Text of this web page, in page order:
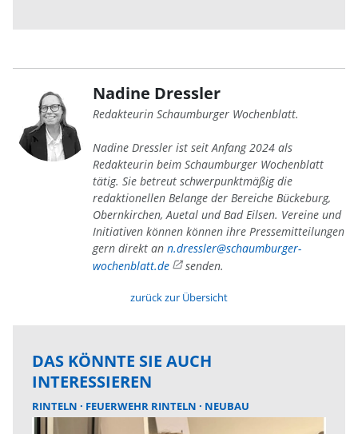
Nadine Dressler
Redakteurin Schaumburger Wochenblatt.
Nadine Dressler ist seit Anfang 2024 als
Redakteurin beim Schaumburger Wochenblatt
tätig. Sie betreut schwerpunktmäßig die
redaktionellen Belange der Bereiche Bückeburg,
Obernkirchen, Auetal und Bad Eilsen. Vereine und
Initiativen können können ihre Pressemitteilungen
gern direkt an n.dressler@schaumburger-
wochenblatt.de
senden.
zurück zur Übersicht
DAS KÖNNTE SIE AUCH
INTERESSIEREN
RINTELN FEUERWEHR RINTELN NEUBAU